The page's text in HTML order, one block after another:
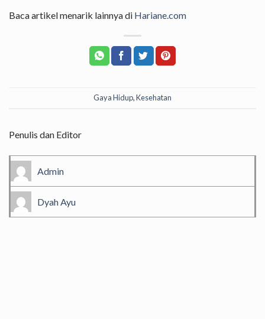
Baca artikel menarik lainnya di Hariane.com
Gaya Hidup,Kesehatan
Penulis dan Editor
Admin
Dyah Ayu